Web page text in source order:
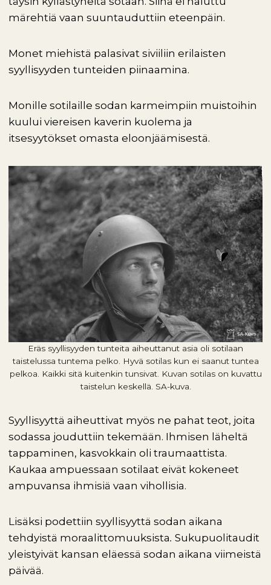
märehtiä vaan suuntauduttiin eteenpäin.
Monet miehistä palasivat siviiliin erilaisten
syyllisyyden tunteiden piinaamina.
Monille sotilaille sodan karmeimpiin muistoihin
kuului viereisen kaverin kuolema ja
itsesyytökset omasta eloonjäämisestä.
Eräs syyllisyyden tunteita aiheuttanut asia oli sotilaan
taistelussa tuntema pelko. Hyvä sotilas kun ei saanut tuntea
pelkoa. Kaikki sitä kuitenkin tunsivat. Kuvan sotilas on kuvattu
taistelun keskellä. SA-kuva.
Syyllisyyttä aiheuttivat myös ne pahat teot, joita
sodassa jouduttiin tekemään. Ihmisen läheltä
tappaminen, kasvokkain oli traumaattista.
Kaukaa ampuessaan sotilaat eivät kokeneet
ampuvansa ihmisiä vaan vihollisia.
Lisäksi podettiin syyllisyyttä sodan aikana
tehdyistä moraalittomuuksista. Sukupuolitaudit
yleistyivät kansan eläessä sodan aikana viimeistä
päivää.